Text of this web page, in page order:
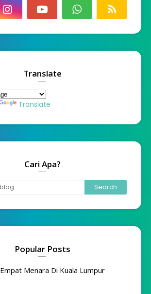
Translate
Translate
Cari Apa?
Popular Posts
Empat Menara Di Kuala Lumpur